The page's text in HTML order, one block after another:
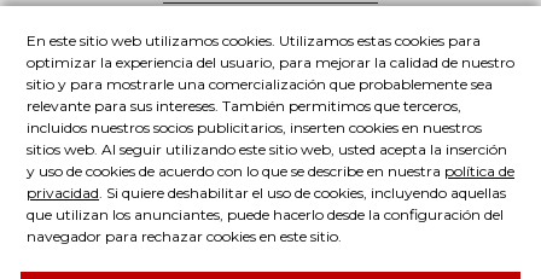
En este sitio web utilizamos cookies. Utilizamos estas cookies para
optimizar la experiencia del usuario, para mejorar la calidad de nuestro
sitio y para mostrarle una comercialización que probablemente sea
relevante para sus intereses. También permitimos que terceros,
incluidos nuestros socios publicitarios, inserten cookies en nuestros
sitios web. Al seguir utilizando este sitio web, usted acepta la inserción
y uso de cookies de acuerdo con lo que se describe en nuestra política de
privacidad. Si quiere deshabilitar el uso de cookies, incluyendo aquellas
que utilizan los anunciantes, puede hacerlo desde la configuración del
navegador para rechazar cookies en este sitio.
HABLEMOS
Master Lock en Facebook
Master Lock en LinkedIn
Master Lock en Twitter
Master Lock en
© 2026 Master Lock Company LLC.
Contáctenos Conózcanos
Política de privacidad
Declaración legal
Acerca de nuestros avisos